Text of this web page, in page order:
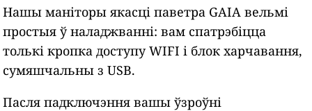
Нашы маніторы якасці паветра GAIA вельмі
простыя ў наладжванні: вам спатрэбіцца
толькі кропка доступу WIFI і блок харчавання,
сумяшчальны з USB.
Пасля падключэння вашы ўзроўні